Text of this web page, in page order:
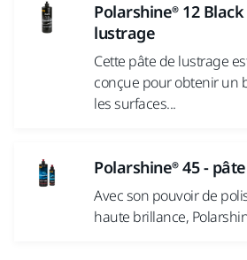
Polarshine® 12
lustrage
Cette pâte de lustrage
conçue pour obtenir un
les surfaces...
Polarshine® 45 -
Avec son pouvoir de
haute brillance,